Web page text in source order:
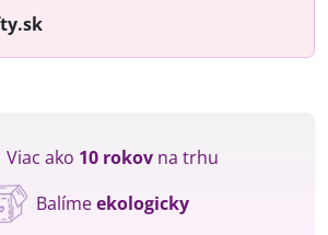
Viac ako 10 rokov na trhu
Balímeekologicky